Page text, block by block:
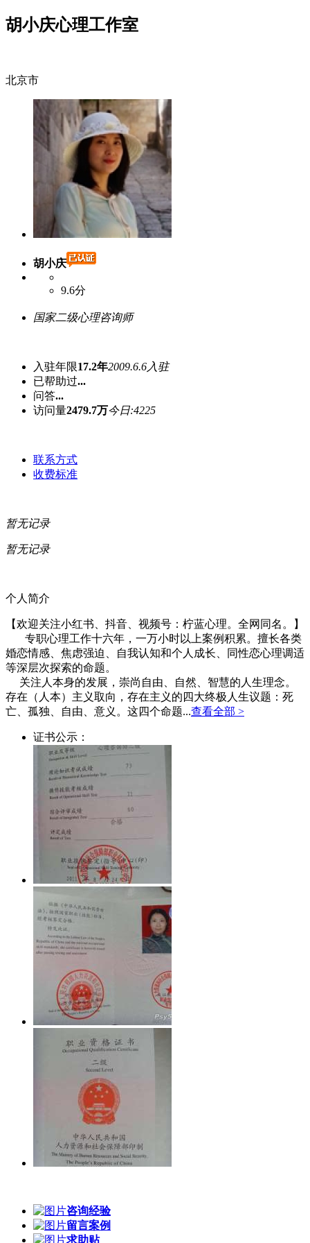
胡小庆心理工作室
北京市
胡小庆
9.6分
国家二级心理咨询师
入驻年限17.2年2009.6.6入驻
已帮助过...
问答...
访问量2479.7万今日:4225
联系方式
收费标准
暂无记录
暂无记录
个人简介
【欢迎关注小红书、抖音、视频号：柠蓝心理。全网同名。】
专职心理工作十六年，一万小时以上案例积累。擅长各类
婚恋情感、焦虑强迫、自我认知和个人成长、同性恋心理调适
等深层次探索的命题。
关注人本身的发展，崇尚自由、自然、智慧的人生理念。
存在（人本）主义取向，存在主义的四大终极人生议题：死
亡、孤独、自由、意义。这四个命题...查看全部 >
证书公示：
咨询经验
留言案例
求助贴